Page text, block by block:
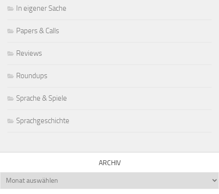
In eigener Sache
Papers & Calls
Reviews
Roundups
Sprache & Spiele
Sprachgeschichte
ARCHIV
Archiv